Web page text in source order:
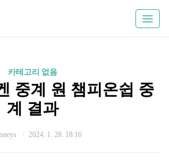
카테고리 없음
중계 원 챔피온쉽 중
계 결과
2024. 1. 28. 18:16